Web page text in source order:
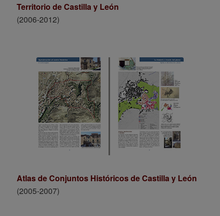
Territorio de Castilla y León
(2006-2012)
Atlas de Conjuntos Históricos de Castilla y León
(2005-2007)